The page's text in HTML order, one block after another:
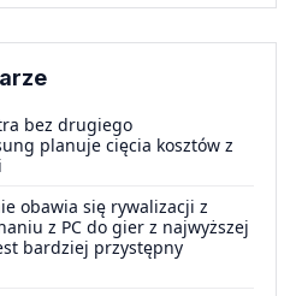
bez drugiego
planuje cięcia kosztów z
obawia się rywalizacji z
z PC do gier z najwyższej
bardziej przystępny